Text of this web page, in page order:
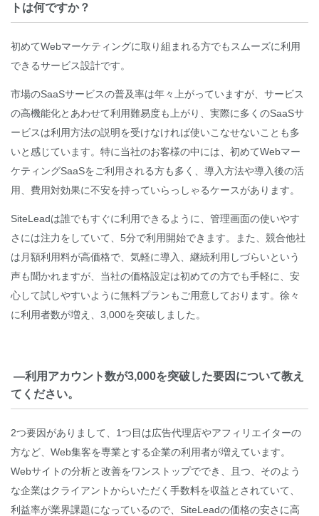
トは何ですか？
初めてWebマーケティングに取り組まれる方でもスムーズに利用
できるサービス設計です。
市場のSaaSサービスの普及率は年々上がっていますが、サービス
の高機能化とあわせて利用難易度も上がり、実際に多くのSaaSサ
ービスは利用方法の説明を受けなければ使いこなせないことも多
いと感じています。特に当社のお客様の中には、初めてWebマー
ケティングSaaSをご利用される方も多く、導入方法や導入後の活
用、費用対効果に不安を持っていらっしゃるケースがあります。
SiteLeadは誰でもすぐに利用できるように、管理画面の使いやす
さには注力をしていて、5分で利用開始できます。また、競合他社
は月額利用料が高価格で、気軽に導入、継続利用しづらいという
声も聞かれますが、当社の価格設定は初めての方でも手軽に、安
心して試しやすいように無料プランもご用意しております。徐々
に利用者数が増え、3,000を突破しました。
―利用アカウント数が3,000を突破した要因について教え
てください。
2つ要因がありまして、1つ目は広告代理店やアフィリエイターの
方など、Web集客を専業とする企業の利用者が増えています。
Webサイトの分析と改善をワンストップででき、且つ、そのよう
な企業はクライアントからいただく手数料を収益とされていて、
利益率が業界課題になっているので、SiteLeadの価格の安さに高